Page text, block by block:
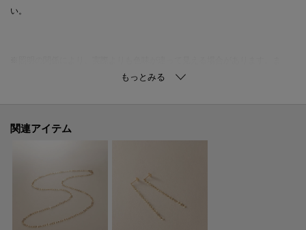
い。
た、パソコン・スマートフォンなどの環境により、若干製品と画像のカラー
ココシュニックの商品はジュエリーの為、通常のお直しセンターでの修理の
対応ができません。
商品と品質証明書をご持参いただき、お近くの直営店へお持込下さい。
お修理内容によっては有償の場合やお受けできない場合もございます。
関連アイテム